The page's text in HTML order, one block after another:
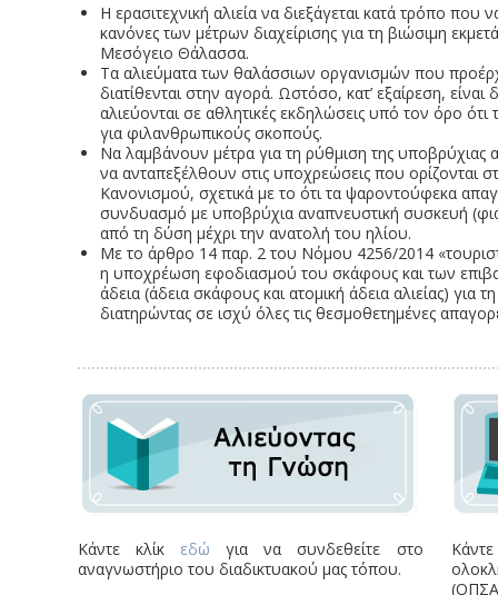
Η ερασιτεχνική αλιεία να διεξάγεται κατά τρόπο που
κανόνες των μέτρων διαχείρισης για τη βιώσιμη
Μεσόγειο Θάλασσα.
Τα αλιεύματα των θαλάσσιων οργανισμών που
διατίθενται στην αγορά. Ωστόσο, κατ’ εξαίρεση,
αλιεύονται σε αθλητικές εκδηλώσεις υπό τον όρο
για φιλανθρωπικούς σκοπούς.
Να λαμβάνουν μέτρα για τη ρύθμιση της υποβρύχιας
να ανταπεξέλθουν στις υποχρεώσεις που
Κανονισμού, σχετικά με το ότι τα ψαροντούφεκα
συνδυασμό με υποβρύχια αναπνευστική συσκευή
από τη δύση μέχρι την ανατολή του ηλίου.
Με το άρθρο 14 παρ. 2 του Νόμου 4256/2014
η υποχρέωση εφοδιασμού του σκάφους και των
άδεια (άδεια σκάφους και ατομική άδεια αλιείας) για
διατηρώντας σε ισχύ όλες τις θεσμοθετημένες
Κάντε κλίκ εδώ για να συνδεθείτε στο
αναγνωστήριο του διαδικτυακού μας τόπου.
Κάντε